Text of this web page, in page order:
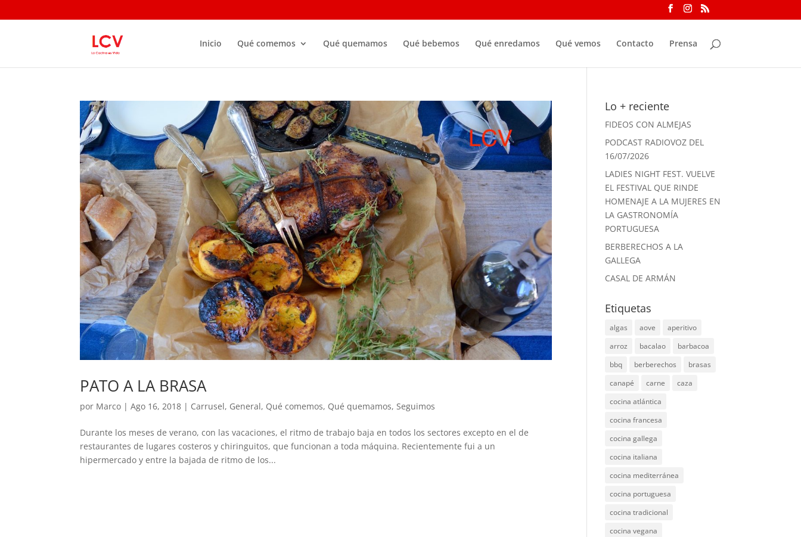
Inicio Qué comemos Qué quemamos Qué bebemos Qué enredamos Qué vemos Contacto Prensa
PATO A LA BRASA
por Marco |Ago 16, 2018 | Carrusel, General, Qué comemos, Qué quemamos,Seguimos
Durante los meses de verano, con las vacaciones, el ritmo de trabajo baja en todos los sectores excepto en el de
restaurantes de lugares costeros y chiringuitos, que funcionan a toda máquina. Recientemente fui a un
hipermercado y entre la bajada de ritmo de los...
Lo + reciente
FIDEOS CON ALMEJAS
PODCAST RADIOVOZ DEL
16/07/2026
LADIES NIGHT FEST. VUELVE
EL FESTIVAL QUE RINDE
HOMENAJE A LA MUJERES EN
LA GASTRONOMÍA
PORTUGUESA
BERBERECHOS A LA
GALLEGA
CASAL DE ARMÁN
Etiquetas
algas aove
aperitivo
arroz
bacalao
barbacoa
bbq
berberechos
brasas
canapé
carne
caza
cocina atlántica
cocina francesa
cocina gallega
cocina italiana
cocina mediterránea
cocina portuguesa
cocina tradicional
cocina vegana